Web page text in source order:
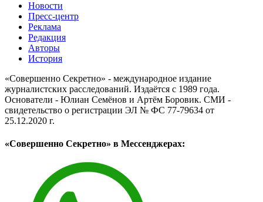
Новости
Пресс-центр
Реклама
Редакция
Авторы
История
«Совершенно Секретно» - международное издание
журналистских расследований. Издаётся с 1989 года.
Основатели - Юлиан Семёнов и Артём Боровик. CМИ -
свидетельство о регистрации ЭЛ № ФС 77-79634 от
25.12.2020 г.
«Совершенно Секретно» в Мессенджерах: